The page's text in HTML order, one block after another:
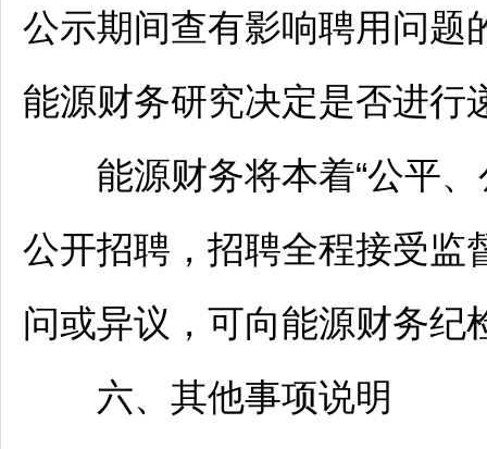
公示期间查有影响聘用问题
能源财务研究决定是否进行
能源财务将本着“公平、
公开招聘 ， 招聘全程接受监
问或异议，可向能源财务纪
六、其他事项说明